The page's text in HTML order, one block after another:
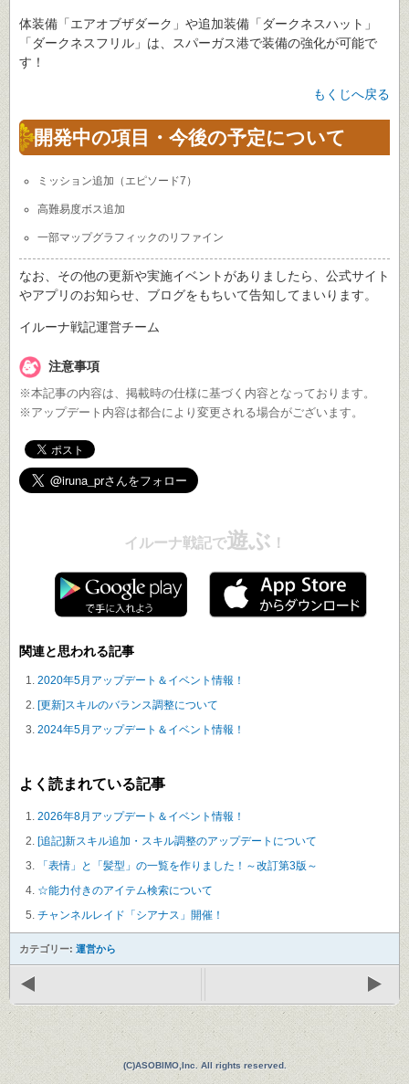
体装備「エアオブザダーク」や追加装備「ダークネスハット」
「ダークネスフリル」は、スパーガス港で装備の強化が可能で
す！
もくじへ戻る
開発中の項目・今後の予定について
ミッション追加（エピソード7）
高難易度ボス追加
一部マップグラフィックのリファイン
なお、その他の更新や実施イベントがありましたら、公式サイト
やアプリのお知らせ、ブログをもちいて告知してまいります。
イルーナ戦記運営チーム
注意事項
※本記事の内容は、掲載時の仕様に基づく内容となっております。
※アップデート内容は都合により変更される場合がございます。
イルーナ戦記で遊ぶ
関連と思われる記事
2020年5月アップデート＆イベント情報！
[更新]スキルのバランス調整について
2024年5月アップデート＆イベント情報！
よく読まれている記事
2026年8月アップデート＆イベント情報！
[追記]新スキル追加・スキル調整のアップデートについて
「表情」と「髪型」の一覧を作りました！～改訂第3版～
☆能力付きのアイテム検索について
チャンネルレイド「シアナス」開催！
カテゴリー: 運営から
(C)ASOBIMO,Inc. All rights reserved.